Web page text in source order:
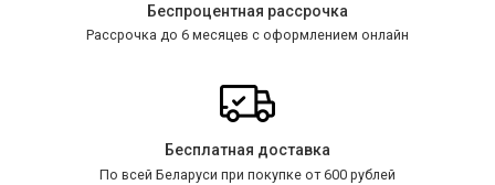
Беспроцентная рассрочка
Рассрочка до 6 месяцев с оформлением онлайн
Бесплатная доставка
По всей Беларуси при покупке от 600 рублей